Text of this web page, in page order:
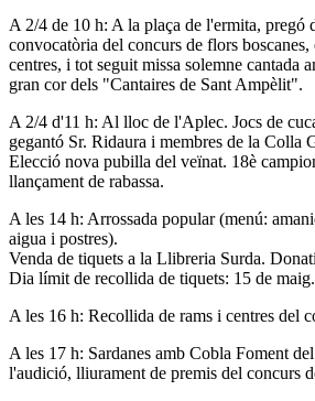
A 2/4 de 10 h: A la plaça de l'ermita, pregó
convocatòria del concurs de flors boscanes,
centres, i tot seguit missa solemne cantada
gran cor dels "Cantaires de Sant Ampèlit".
A 2/4 d'11 h: Al lloc de l'Aplec. Jocs de
gegantó Sr. Ridaura i membres de la Colla
Elecció nova pubilla del veïnat. 18è
llançament de rabassa.
A les 14 h: Arrossada popular (menú:
aigua i postres).
Venda de tiquets a la Llibreria Surda.
Dia límit de recollida de tiquets: 15 de maig.
A les 16 h: Recollida de rams i centres del
A les 17 h: Sardanes amb Cobla Foment
l'audició, lliurament de premis del concurs